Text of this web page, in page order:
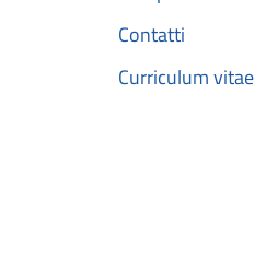
Contatti
Curriculum vitae